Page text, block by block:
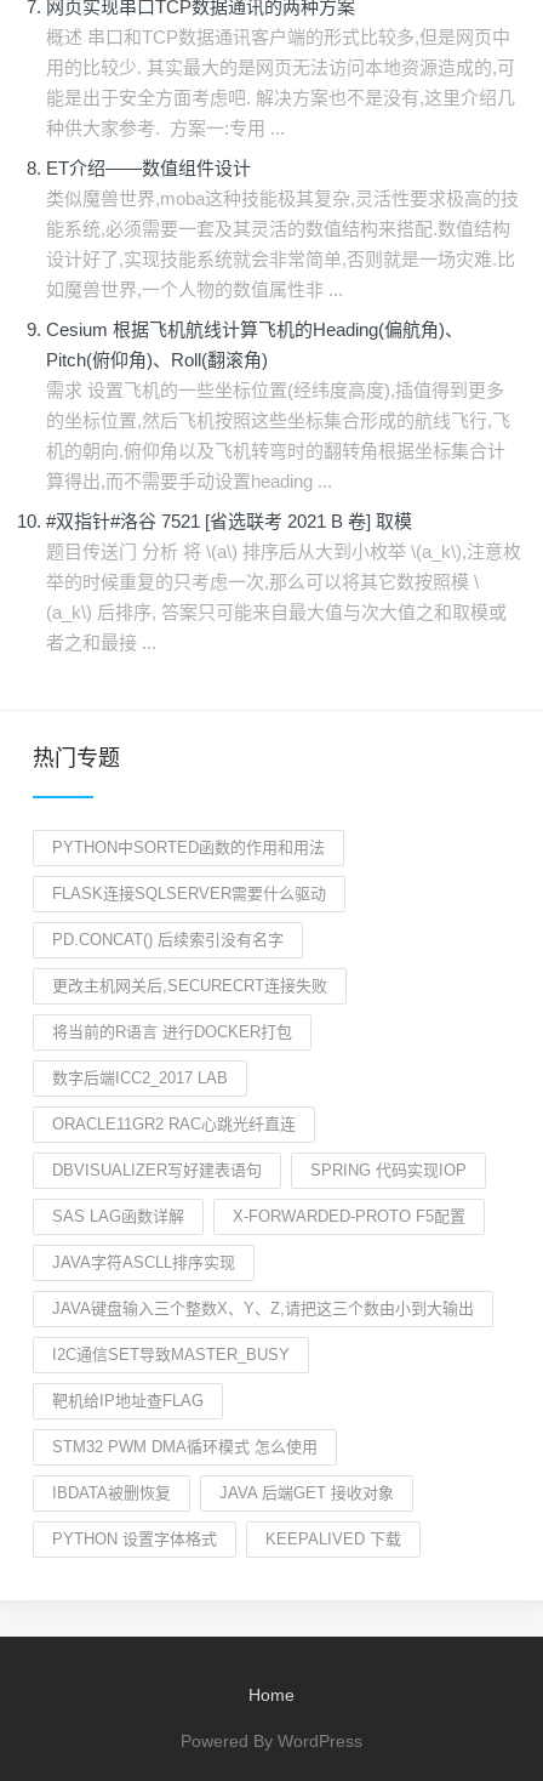
网页实现串口TCP数据通讯的两种方案
概述 串口和TCP数据通讯客户端的形式比较多,但是网页中
用的比较少. 其实最大的是网页无法访问本地资源造成的,可
能是出于安全方面考虑吧. 解决方案也不是没有,这里介绍几
种供大家参考. ​ 方案一:专用 ...
ET介绍——数值组件设计
类似魔兽世界,moba这种技能极其复杂,灵活性要求极高的技
能系统,必须需要一套及其灵活的数值结构来搭配.数值结构
设计好了,实现技能系统就会非常简单,否则就是一场灾难.比
如魔兽世界,一个人物的数值属性非 ...
Cesium 根据飞机航线计算飞机的Heading(偏航角)、
Pitch(俯仰角)、Roll(翻滚角)
需求 设置飞机的一些坐标位置(经纬度高度),插值得到更多
的坐标位置,然后飞机按照这些坐标集合形成的航线飞行,飞
机的朝向.俯仰角以及飞机转弯时的翻转角根据坐标集合计
算得出,而不需要手动设置heading ...
#双指针#洛谷 7521 [省选联考 2021 B 卷] 取模
题目传送门 分析 将 \(a\) 排序后从大到小枚举 \(a_k\),注意枚
举的时候重复的只考虑一次,那么可以将其它数按照模 \
(a_k\) 后排序, 答案只可能来自最大值与次大值之和取模或
者之和最接 ...
热门专题
PYTHON中SORTED函数的作用和用法
FLASK连接SQLSERVER需要什么驱动
PD.CONCAT() 后续索引没有名字
更改主机网关后,SECURECRT连接失败
将当前的R语言 进行DOCKER打包
数字后端ICC2_2017 LAB
ORACLE11GR2 RAC心跳光纤直连
DBVISUALIZER写好建表语句 SPRING 代码实现IOP
SAS LAG函数详解 X-FORWARDED-PROTO F5配置
JAVA字符ASCLL排序实现
JAVA键盘输入三个整数X、Y、Z,请把这三个数由小到大输出
I2C通信SET导致MASTER_BUSY
靶机给IP地址查FLAG
STM32 PWM DMA循环模式 怎么使用
IBDATA被删恢复 JAVA 后端GET 接收对象
PYTHON 设置字体格式 KEEPALIVED 下载
Home
Powered By WordPress